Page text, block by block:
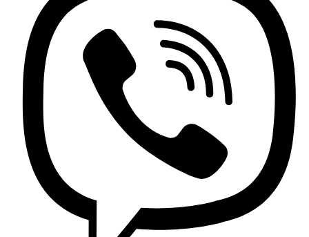
Contactez nous